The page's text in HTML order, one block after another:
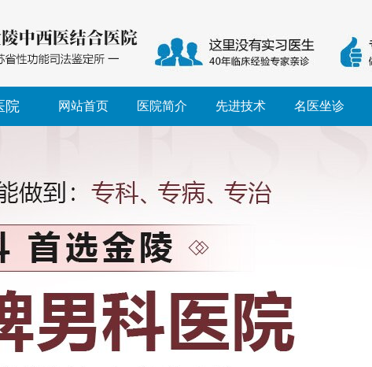
院 网站首页 医院简介 先进技术 名医坐诊